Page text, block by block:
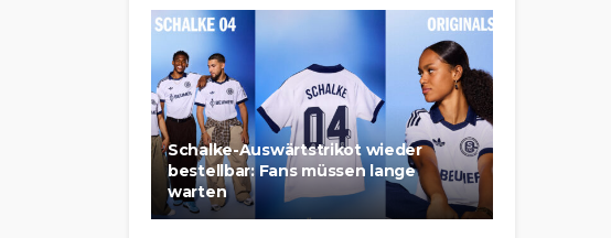
Schalke-Auswärtstrikot wieder
bestellbar: Fans müssen lange
warten